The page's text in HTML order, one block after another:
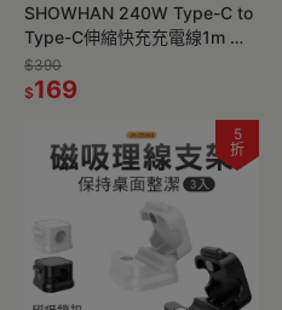
SHOWHAN 240W Type-C to
Type-C伸縮快充充電線1m 隨
意拉
$390
$169
5
折